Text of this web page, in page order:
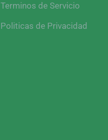
Terminos de Servicio
Politicas de Privacidad